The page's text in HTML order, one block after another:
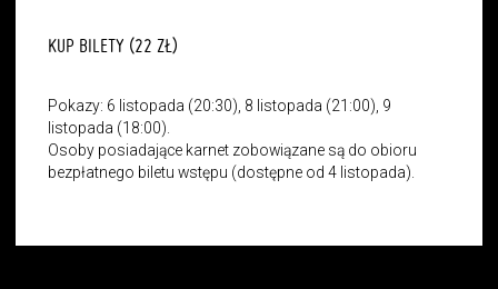
KUP BILETY (22 ZŁ)
Pokazy: 6 listopada (20:30), 8 listopada (21:00), 9
listopada (18:00).
Osoby posiadające karnet zobowiązane są do obioru
bezpłatnego biletu wstępu (dostępne od 4 listopada).